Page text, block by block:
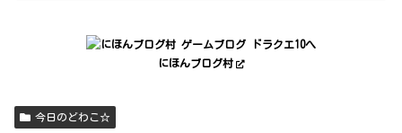
にほんブログ村
今日のどわこ☆